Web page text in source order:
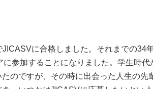
に合格しました。それまでの34
参加することになりました。学生時代
のですが、その時に出会った人生の先